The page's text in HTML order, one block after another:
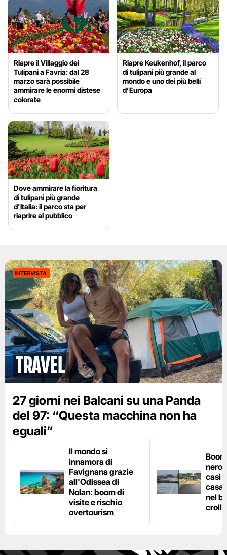
Riapre il Villaggio dei
Tulipani a Favria: dal 28
marzo sarà possibile
ammirare le enormi distese
colorate
Riapre Keukenhof, il parco
di tulipani più grande al
mondo e uno dei più belli
d’Europa
Dove ammirare la fioritura
di tulipani più grande
d’Italia: il parco sta per
riaprire al pubblico
INTERVISTA
Travel
27 giorni nei Balcani su una Panda
del 97: “Questa macchina non ha
eguali”
Il mondo si
innamora di
Favignana grazie
all'Odissea di
Nolan: boom di
visite e rischio
overtourism
nero
casi
casa
nel